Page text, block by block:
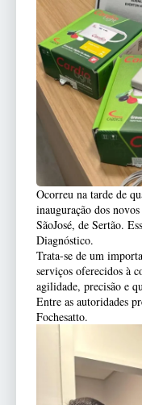
Ocorreu na tarde de
inauguração dos
SãoJosé, de Sertão.
Diagnóstico.
Trata-se de um
serviços oferecidos à
agilidade, precisão e
Entre as autoridades
Fochesatto.